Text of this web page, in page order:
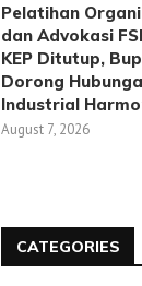
KCM Tabalong
Hadirkan
Pelatihan
dan Advokasi
KEP Ditutup,
Dorong
Industrial
August 7, 2026
CATEGORIES